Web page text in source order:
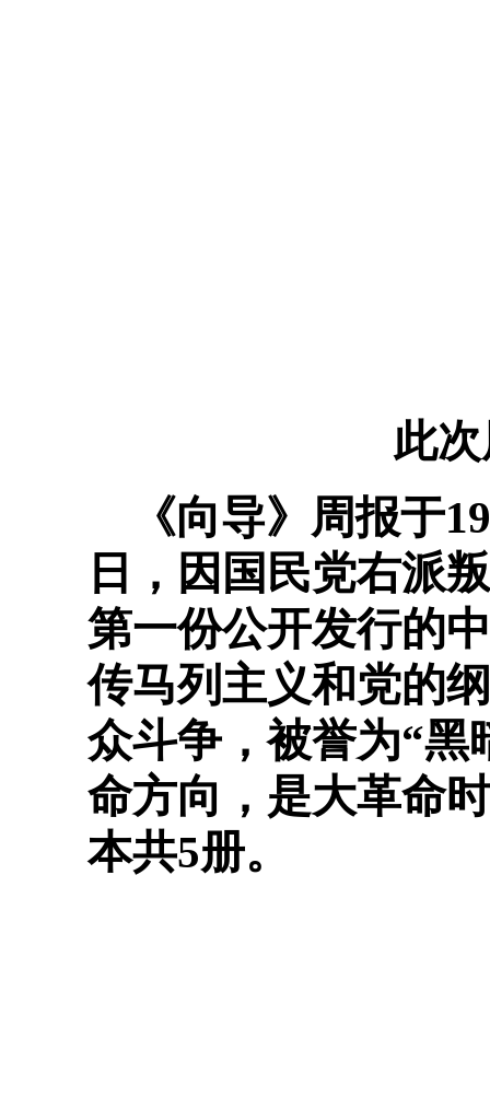
此
《向导》周报于
日，因国民党右派
第一份公开发行的
传马列主义和党的
众斗争，被誉为“黑
命方向，是大革命
本共5册。